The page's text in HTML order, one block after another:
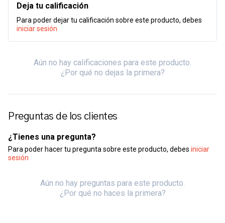
Deja tu calificación
Para poder dejar tu calificación sobre este producto, debes
iniciar sesión
Aún no hay calificaciones para este producto.
¿Por qué no dejas la primera?
Preguntas de los clientes
¿Tienes una pregunta?
Para poder hacer tu pregunta sobre este producto, debes iniciar
sesión
Aún no hay preguntas para este producto.
¿Por qué no haces la primera?